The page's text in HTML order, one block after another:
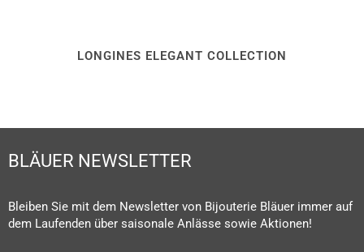
LONGINES ELEGANT COLLECTION
BLÄUER NEWSLETTER
Bleiben Sie mit dem Newsletter von Bijouterie Bläuer immer auf
dem Laufenden über saisonale Anlässe sowie Aktionen!